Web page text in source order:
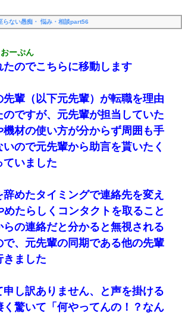
らない愚痴・ 悩み・相談part56
ーぷん
たのでこちらに移動します
先輩（以下元先輩）が転職を理由
のですが、元先輩が担当していた
機材の使い方が分からず周囲も手
ので元先輩から助言を貰いたく
ていました
めたタイミングで連絡先を変え
めたらしくコンタクトを取ること
らの連絡だと分かると無視される
で、元先輩の同期である他の先輩
きました
し訳ありません、と声を掛ける
く驚いて「何やってんの！？なん